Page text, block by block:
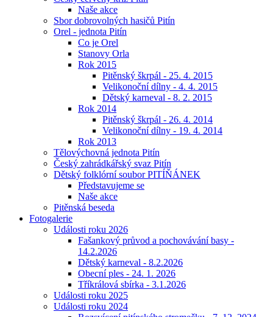
Naše akce
Sbor dobrovolných hasičů Pitín
Orel - jednota Pitín
Co je Orel
Stanovy Orla
Rok 2015
Pitěnský škrpál - 25. 4. 2015
Velikonoční dílny - 4. 4. 2015
Dětský karneval - 8. 2. 2015
Rok 2014
Pitěnský škrpál - 26. 4. 2014
Velikonoční dílny - 19. 4. 2014
Rok 2013
Tělovýchovná jednota Pitín
Český zahrádkářský svaz Pitín
Dětský folklórní soubor PITÍŇÁNEK
Představujeme se
Naše akce
Pitěnská beseda
Fotogalerie
Události roku 2026
Fašankový průvod a pochovávání basy -
14.2.2026
Dětský karneval - 8.2.2026
Obecní ples - 24. 1. 2026
Tříkrálová sbírka - 3.1.2026
Události roku 2025
Události roku 2024